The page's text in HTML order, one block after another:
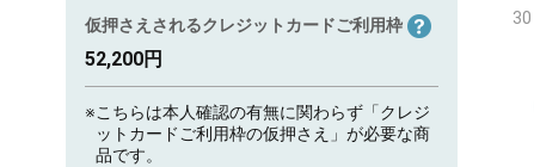
仮押さえされるクレジットカードご利用枠
52,200円
※こちらは本人確認の有無に関わらず「クレジ
ットカードご利用枠の仮押さえ」が必要な商
品です。
30